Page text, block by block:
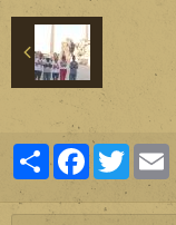
PartagerFacebook
Twitter